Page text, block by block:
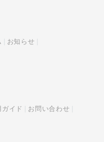
お知らせ
ガイド お問い合わせ